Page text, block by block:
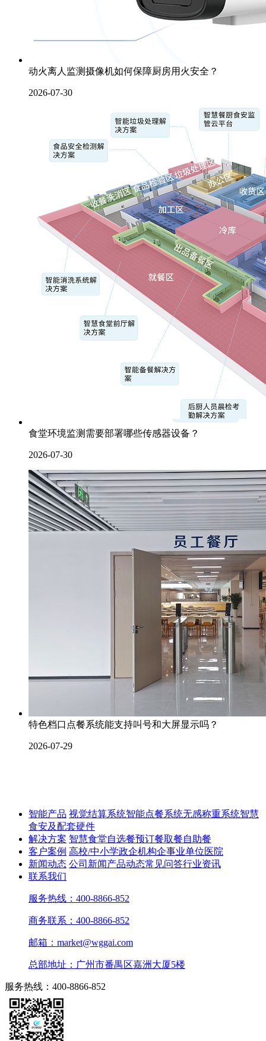
动火离人监测摄像机如何保障厨房用火安全？
2026-07-30
食堂环境监测需要部署哪些传感器设备？
2026-07-30
特色档口点餐系统能支持叫号和大屏显示吗？
2026-07-29
智能产品 视觉结算系统智能点餐系统无感称重系统智慧
食安及配套硬件
解决方案 智慧食堂自选餐预订餐取餐自助餐
客户案例 高校/中小学政企机构企事业单位医院
新闻动态 公司新闻产品动态常见问答行业资讯
联系我们
服务热线：400-8866-852
商务联系：400-8866-852
邮箱：market@wggai.com
总部地址：广州市番禺区嘉洲大厦5楼
服务热线：400-8866-852